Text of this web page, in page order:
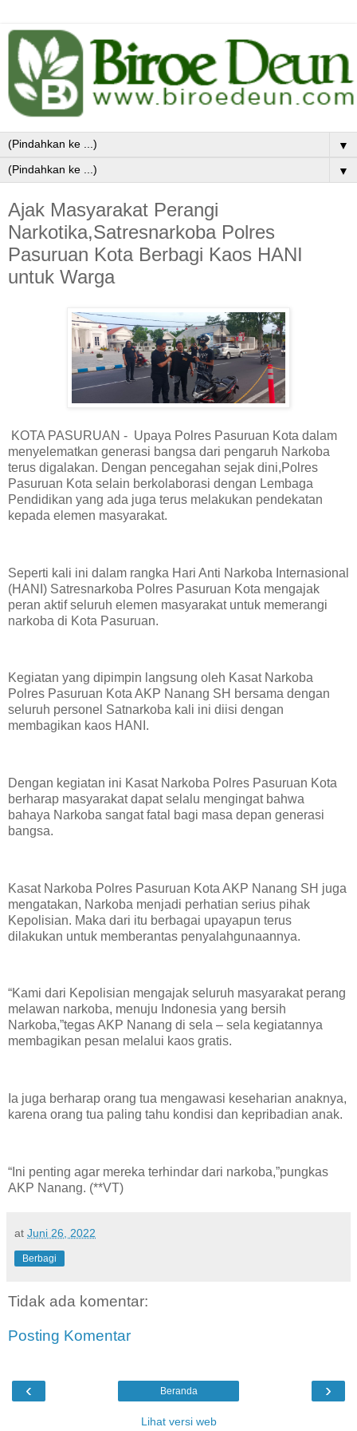
▼
▼
Ajak Masyarakat Perangi
Narkotika,Satresnarkoba Polres
Pasuruan Kota Berbagi Kaos HANI
untuk Warga
KOTA PASURUAN - Upaya Polres Pasuruan Kota dalam
menyelematkan generasi bangsa dari pengaruh Narkoba
terus digalakan. Dengan pencegahan sejak dini,Polres
Pasuruan Kota selain berkolaborasi dengan Lembaga
Pendidikan yang ada juga terus melakukan pendekatan
kepada elemen masyarakat.
Seperti kali ini dalam rangka Hari Anti Narkoba Internasional
(HANI) Satresnarkoba Polres Pasuruan Kota mengajak
peran aktif seluruh elemen masyarakat untuk memerangi
narkoba di Kota Pasuruan.
Kegiatan yang dipimpin langsung oleh Kasat Narkoba
Polres Pasuruan Kota AKP Nanang SH bersama dengan
seluruh personel Satnarkoba kali ini diisi dengan
membagikan kaos HANI.
Dengan kegiatan ini Kasat Narkoba Polres Pasuruan Kota
berharap masyarakat dapat selalu mengingat bahwa
bahaya Narkoba sangat fatal bagi masa depan generasi
bangsa.
Kasat Narkoba Polres Pasuruan Kota AKP Nanang SH juga
mengatakan, Narkoba menjadi perhatian serius pihak
Kepolisian. Maka dari itu berbagai upayapun terus
dilakukan untuk memberantas penyalahgunaannya.
“Kami dari Kepolisian mengajak seluruh masyarakat perang
melawan narkoba, menuju Indonesia yang bersih
Narkoba,”tegas AKP Nanang di sela – sela kegiatannya
membagikan pesan melalui kaos gratis.
Ia juga berharap orang tua mengawasi keseharian anaknya,
karena orang tua paling tahu kondisi dan kepribadian anak.
“Ini penting agar mereka terhindar dari narkoba,”pungkas
AKP Nanang. (**VT)
at Juni 26, 2022
Berbagi
Tidak ada komentar:
Posting Komentar
‹ ›
Beranda
Lihat versi web